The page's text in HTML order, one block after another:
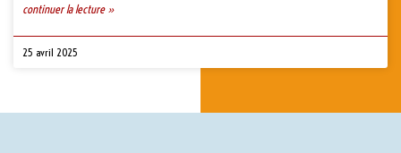
continuer la lecture »
25 avril 2025